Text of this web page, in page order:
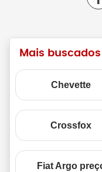
Mais
Chevette
Crossfox
Fiat Argo